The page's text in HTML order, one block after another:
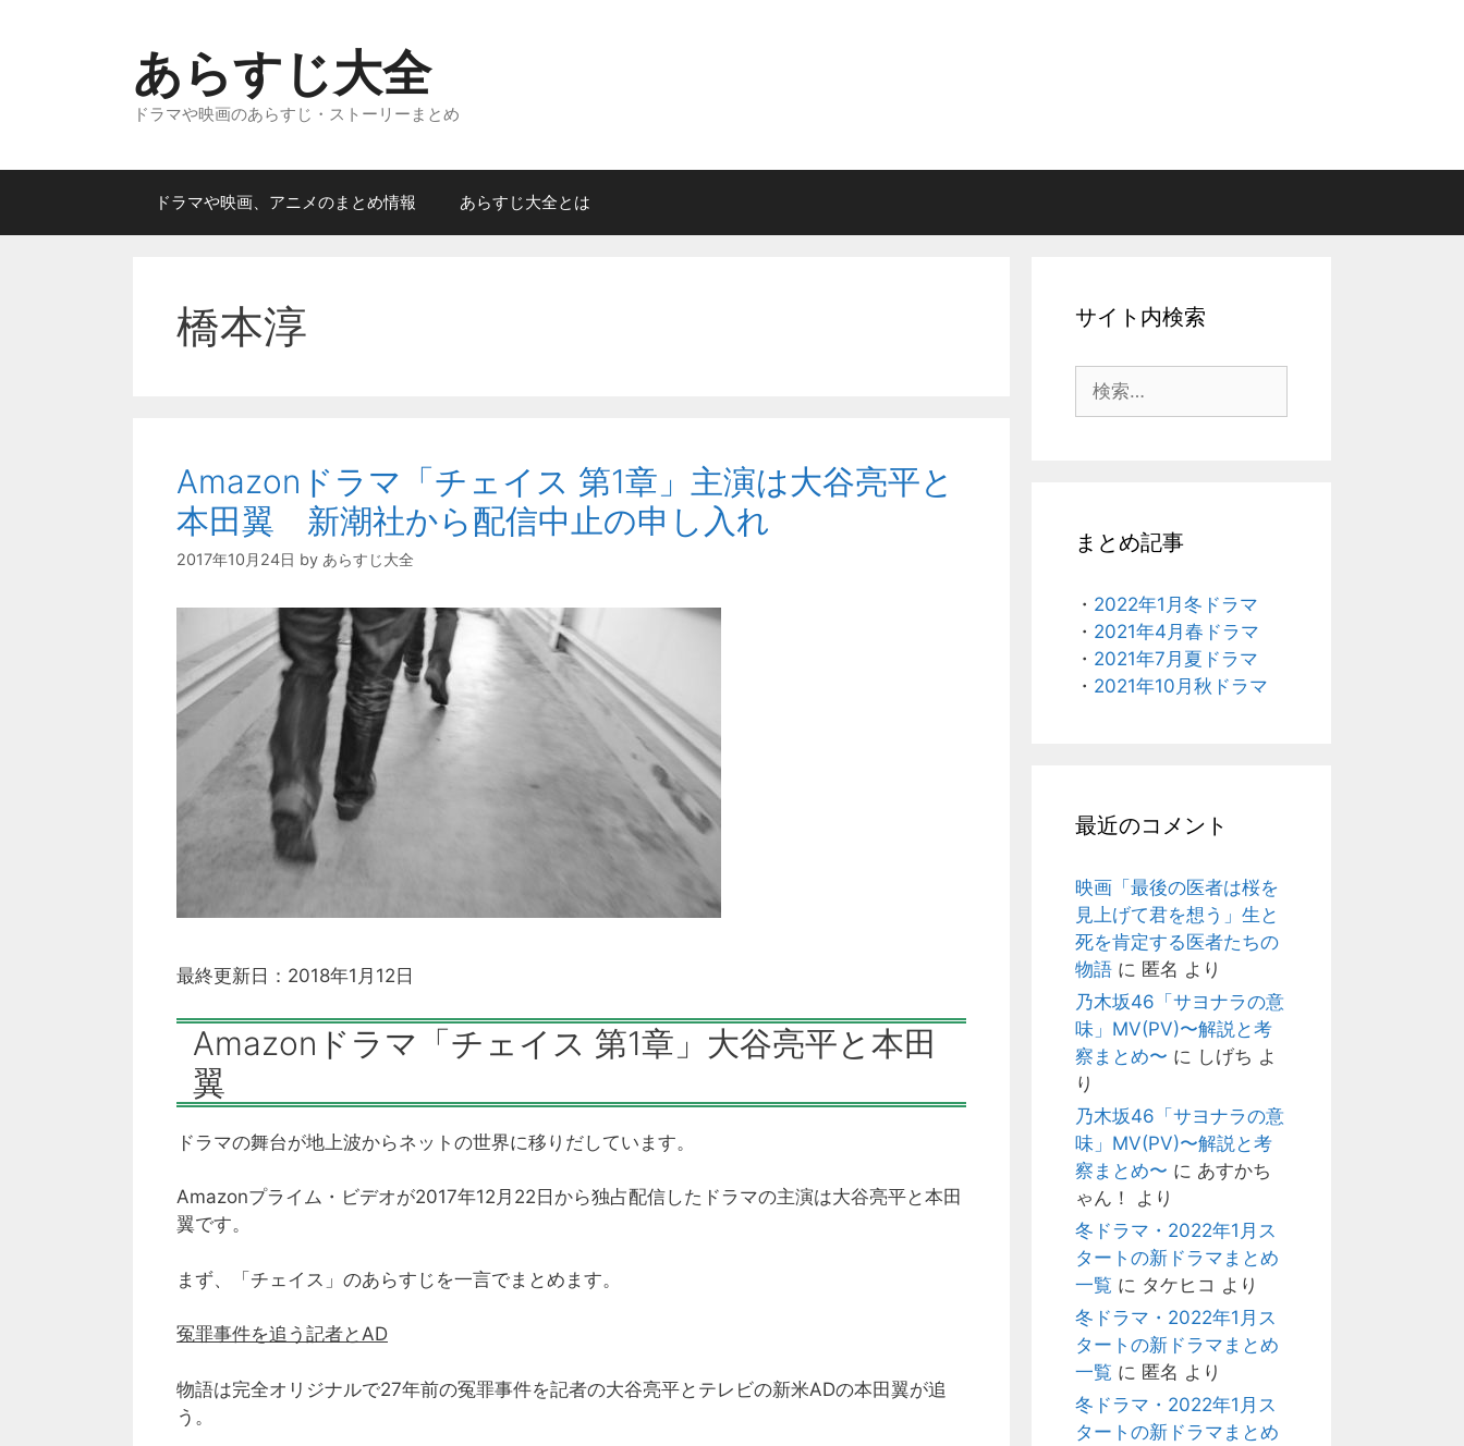
ス
ッ
あらすじ大全
ドラマや映画のあらすじ・ストーリーまとめ
ドラマや映画、アニメのまとめ情報 あらすじ大全とは
橋本淳
Amazonドラマ「チェイス 第1章」主演は大谷亮平と
本田翼 新潮社から配信中止の申し入れ
2017年10月24日 by あらすじ大全
最終更新日：2018年1月12日
Amazonドラマ「チェイス 第1章」大谷亮平と本田
翼
ドラマの舞台が地上波からネットの世界に移りだしています。
Amazonプライム・ビデオが2017年12月22日から独占配信したドラマの主演は大谷亮平と本田
翼です。
まず、「チェイス」のあらすじを一言でまとめます。
冤罪事件を追う記者とAD
物語は完全オリジナルで27年前の冤罪事件を記者の大谷亮平とテレビの新米ADの本田翼が追
う。
サイト内検索
索:
まとめ記事
・ 2022年1月冬ドラマ
・ 2021年4月春ドラマ
・ 2021年7月夏ドラマ
・ 2021年10月秋ドラマ
最近のコメント
映画「最後の医者は桜を
見上げて君を想う」生と
死を肯定する医者たちの
物語 に 匿名 より
乃木坂46「サヨナラの意
味」MV(PV)〜解説と考
察まとめ〜 に しげち よ
り
乃木坂46「サヨナラの意
味」MV(PV)〜解説と考
察まとめ〜 に あすかち
ゃん！
より
冬ドラマ・2022年1月ス
タートの新ドラマまとめ
一覧 に タケヒコ より
冬ドラマ・2022年1月ス
タートの新ドラマまとめ
一覧 に 匿名 より
冬ドラマ・2022年1月ス
タートの新ドラマまとめ